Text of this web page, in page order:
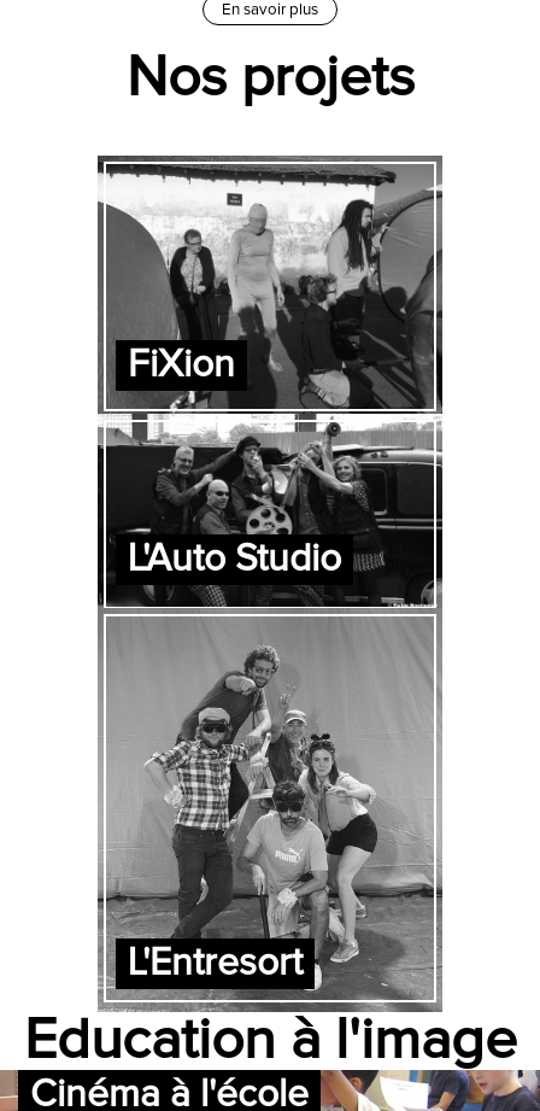
En savoir plus
Nos projets
FiXion
L'Auto Studio
L'Entresort
Education à l'image
Cinéma à l'école